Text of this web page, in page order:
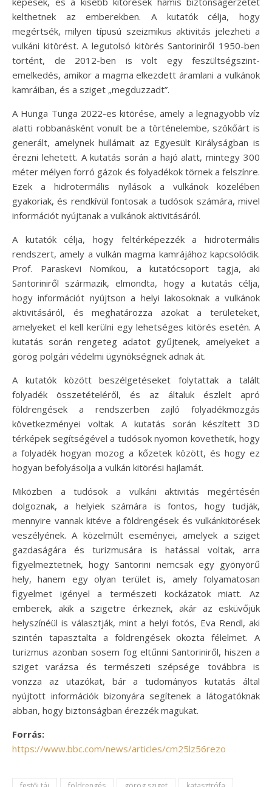
kelthetnek az emberekben. A kutatók célja, hogy
megértsék, milyen típusú szeizmikus aktivitás jelezheti a
vulkáni kitörést. A legutolsó kitörés Santoriniről 1950-ben
történt, de 2012-ben is volt egy feszültségszint-
emelkedés, amikor a magma elkezdett áramlani a vulkánok
kamráiban, és a sziget „megduzzadt”.
A Hunga Tunga 2022-es kitörése, amely a legnagyobb víz
alatti robbanásként vonult be a történelembe, szökőárt is
generált, amelynek hullámait az Egyesült Királyságban is
érezni lehetett. A kutatás során a hajó alatt, mintegy 300
méter mélyen forró gázok és folyadékok törnek a felszínre.
Ezek a hidrotermális nyílások a vulkánok közelében
gyakoriak, és rendkívül fontosak a tudósok számára, mivel
információt nyújtanak a vulkánok aktivitásáról.
A kutatók célja, hogy feltérképezzék a hidrotermális
rendszert, amely a vulkán magma kamrájához kapcsolódik.
Prof. Paraskevi Nomikou, a kutatócsoport tagja, aki
Santoriniről származik, elmondta, hogy a kutatás célja,
hogy információt nyújtson a helyi lakosoknak a vulkánok
aktivitásáról, és meghatározza azokat a területeket,
amelyeket el kell kerülni egy lehetséges kitörés esetén. A
kutatás során rengeteg adatot gyűjtenek, amelyeket a
görög polgári védelmi ügynökségnek adnak át.
A kutatók között beszélgetéseket folytattak a talált
folyadék összetételéről, és az általuk észlelt apró
földrengések a rendszerben zajló folyadékmozgás
következményei voltak. A kutatás során készített 3D
térképek segítségével a tudósok nyomon követhetik, hogy
a folyadék hogyan mozog a kőzetek között, és hogy ez
hogyan befolyásolja a vulkán kitörési hajlamát.
Miközben a tudósok a vulkáni aktivitás megértésén
dolgoznak, a helyiek számára is fontos, hogy tudják,
mennyire vannak kitéve a földrengések és vulkánkitörések
veszélyének. A közelmúlt eseményei, amelyek a sziget
gazdaságára és turizmusára is hatással voltak, arra
figyelmeztetnek, hogy Santorini nemcsak egy gyönyörű
hely, hanem egy olyan terület is, amely folyamatosan
figyelmet igényel a természeti kockázatok miatt. Az
emberek, akik a szigetre érkeznek, akár az esküvőjük
helyszínéül is választják, mint a helyi fotós, Eva Rendl, aki
szintén tapasztalta a földrengések okozta félelmet. A
turizmus azonban sosem fog eltűnni Santoriniről, hiszen a
sziget varázsa és természeti szépsége továbbra is
vonzza az utazókat, bár a tudományos kutatás által
nyújtott információk bizonyára segítenek a látogatóknak
abban, hogy biztonságban érezzék magukat.
Forrás:
https://www.bbc.com/news/articles/cm25lz56rezo